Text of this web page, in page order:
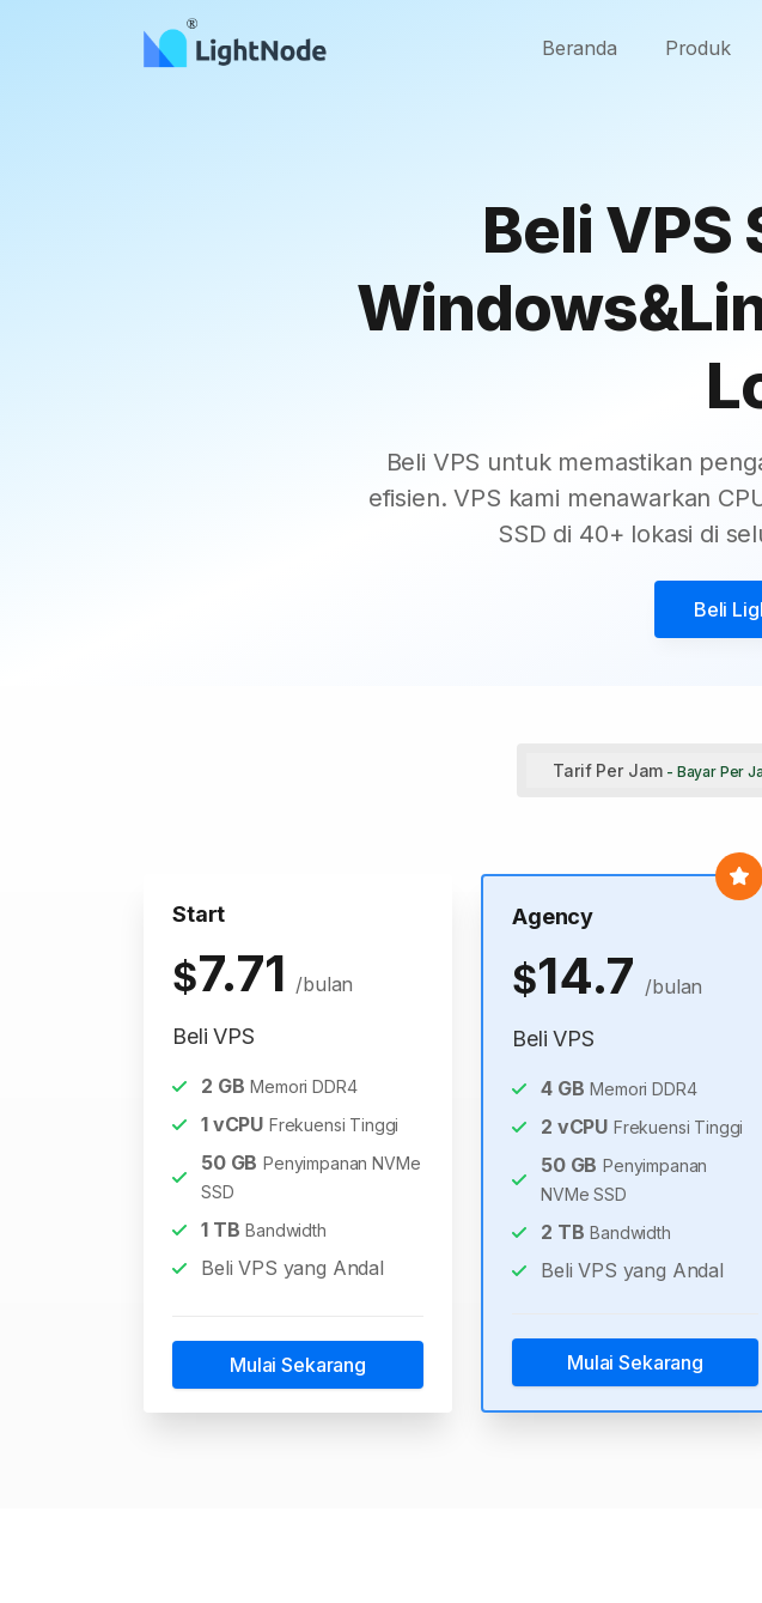
Beranda Produk
Beli VPS
Beli VPS untuk memastikan
efisien. VPS kami menawarkan
SSD di 40+ lokasi di
Beli
Tarif Per Jam - Bayar Per
Start
$7.71 /bulan
Beli VPS
2 GB Memori DDR4
1vCPU Frekuensi Tinggi
50GB Penyimpanan NVMe
SSD
1TB Bandwidth
Beli VPS yang Andal
Mulai Sekarang
Agency
$14.7 /bulan
Beli VPS
4GB Memori DDR4
2 vCPU Frekuensi Tinggi
50GB Penyimpanan
NVMe SSD
2 TB Bandwidth
Beli VPS yang Andal
Mulai Sekarang